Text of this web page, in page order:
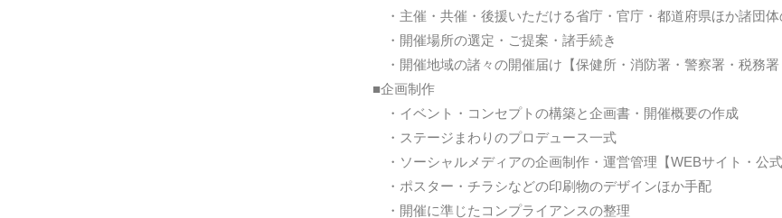
・主催・共催・後援いただける省庁・官庁・都道府県ほか諸団体
・開催場所の選定・ご提案・諸手続き
・開催地域の諸々の開催届け【保健所・消防署・警察署・税務署
■企画制作
・イベント・コンセプトの構築と企画書・開催概要の作成
・ステージまわりのプロデュース一式
・ソーシャルメディアの企画制作・運営管理【WEBサイト・公
・ポスター・チラシなどの印刷物のデザインほか手配
・開催に準じたコンプライアンスの整理